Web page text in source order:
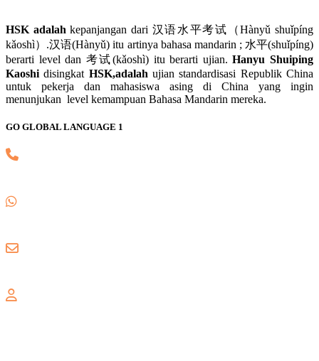
HSK adalah kepanjangan dari 汉语水平考试（Hànyǔ shuǐpíng
kǎoshì）.汉语(Hànyǔ) itu artinya bahasa mandarin ; 水平(shuǐpíng)
berarti level dan 考试(kǎoshì) itu berarti ujian.Hanyu Shuiping
Kaoshi disingkat HSK,adalah ujian standardisasi Republik China
untuk pekerja dan mahasiswa asing di China yang ingin
menunjukan level kemampuan Bahasa Mandarin mereka.
GO GLOBAL LANGUAGE 1